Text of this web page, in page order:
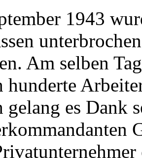
1943
Am selben
hunderte
gelang es Dank